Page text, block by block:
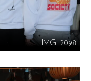
IMG_2098